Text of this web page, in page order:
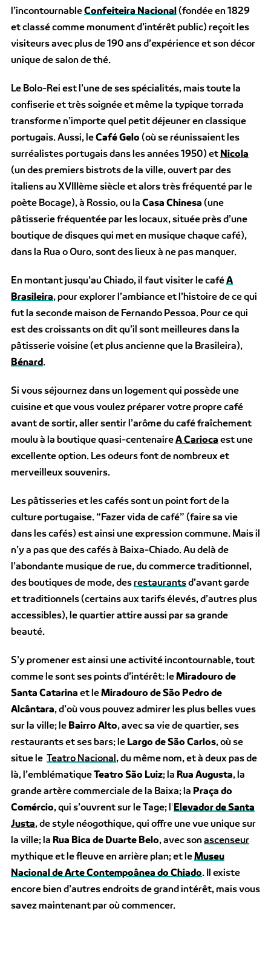
l’incontournableConfeiteira Nacional(fondée en 1829
et classé comme monument d’intérêt public) reçoit les
visiteurs avec plus de 190 ans d’expérience et son décor
unique de salon de thé.
Le Bolo-Rei est l’une de ses spécialités, mais toute la
confiserie et très soignée et même la typique torrada
transforme n’importe quel petit déjeuner en classique
portugais. Aussi, leCafé Gelo (où se réunissaient les
surréalistes portugais dans les années 1950) et Nicola
(un des premiers bistrots de la ville, ouvert par des
italiens au XVIIIème siècle et alors très fréquenté par le
poète Bocage), à Rossio, ou la Casa Chinesa (une
pâtisserie fréquentée par les locaux, située près d’une
boutique de disques qui met en musique chaque café),
dans la Rua o Ouro, sont des lieux à ne pas manquer.
En montant jusqu’au Chiado, il faut visiter le caféA
Brasileira, pour explorer l’ambiance et l’histoire de ce qui
fut la seconde maison de Fernando Pessoa. Pour ce qui
est des croissants on dit qu’il sont meilleures dans la
pâtisserie voisine (et plus ancienne que la Brasileira),
Bénard.
Si vous séjournez dans un logement qui possède une
cuisine et que vous voulez préparer votre propre café
avant de sortir, aller sentir l’arôme du café fraîchement
moulu à la boutique quasi-centenaireA Carioca est une
excellente option. Les odeurs font de nombreux et
merveilleux souvenirs.
Les pâtisseries et les cafés sont un point fort de la
culture portugaise. “Fazer vida de café” (faire sa vie
dans les cafés) est ainsi une expression commune. Mais il
n’y a pas que des cafés à Baixa-Chiado. Au delà de
l’abondante musique de rue, du commerce traditionnel,
des boutiques de mode, desrestaurantsd’avant garde
et traditionnels (certains aux tarifs élevés, d’autres plus
accessibles), le quartier attire aussi par sa grande
beauté.
S’y promener est ainsi une activité incontournable, tout
comme le sont ses points d’intérêt: leMiradouro de
Santa Catarina et leMiradouro de São Pedro de
Alcântara, d’où vous pouvez admirer les plus belles vues
sur la ville; le Bairro Alto, avec sa vie de quartier, ses
restaurants et ses bars; le Largo de São Carlos, où se
situe le Teatro Nacional, du même nom, et à deux pas de
là, l’emblématiqueTeatro São Luiz; la Rua Augusta, la
grande artère commerciale de la Baixa; la Praça do
Comércio, qui s’ouvrent sur le Tage; l’Elevador de Santa
Justa, de style néogothique, qui offre une vue unique sur
la ville; la Rua Bica de Duarte Belo, avec sonascenseur
mythique et le fleuve en arrière plan; et leMuseu
Nacional de Arte Contempoânea do Chiado. Il existe
encore bien d’autres endroits de grand intérêt, mais vous
savez maintenant par où commencer.